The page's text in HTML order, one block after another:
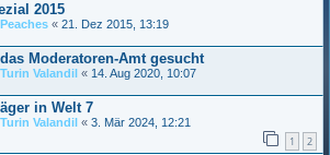
2015
Peaches « 21. Dez 2015, 13:19
Moderatoren-Amt gesucht
Turin Valandil « 14. Aug 2020, 10:07
in Welt 7
Turin Valandil « 3. Mär 2024, 12:21
1 2